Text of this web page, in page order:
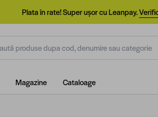
Plata în rate! Super ușor cu Leanpay.
Magazine Cataloage